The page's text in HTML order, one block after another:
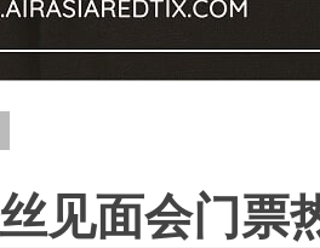
见面会门票